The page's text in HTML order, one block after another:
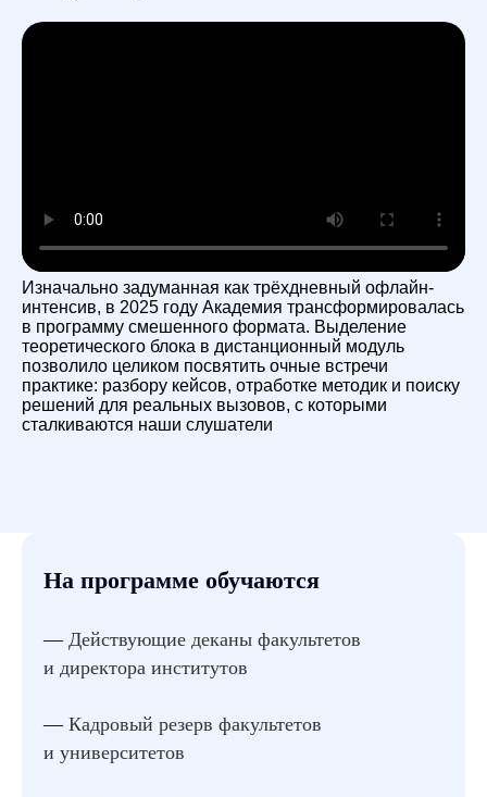
Изначально задуманная как трёхдневный офлайн-
интенсив, в 2025 году Академия трансформировалась
в программу смешенного формата. Выделение
теоретического блока в дистанционный модуль
позволило целиком посвятить очные встречи
практике: разбору кейсов, отработке методик и поиску
решений для реальных вызовов, с которыми
сталкиваются наши слушатели
На программе обучаются
— Действующие деканы факультетов
и директора институтов
— Кадровый резерв факультетов
и университетов